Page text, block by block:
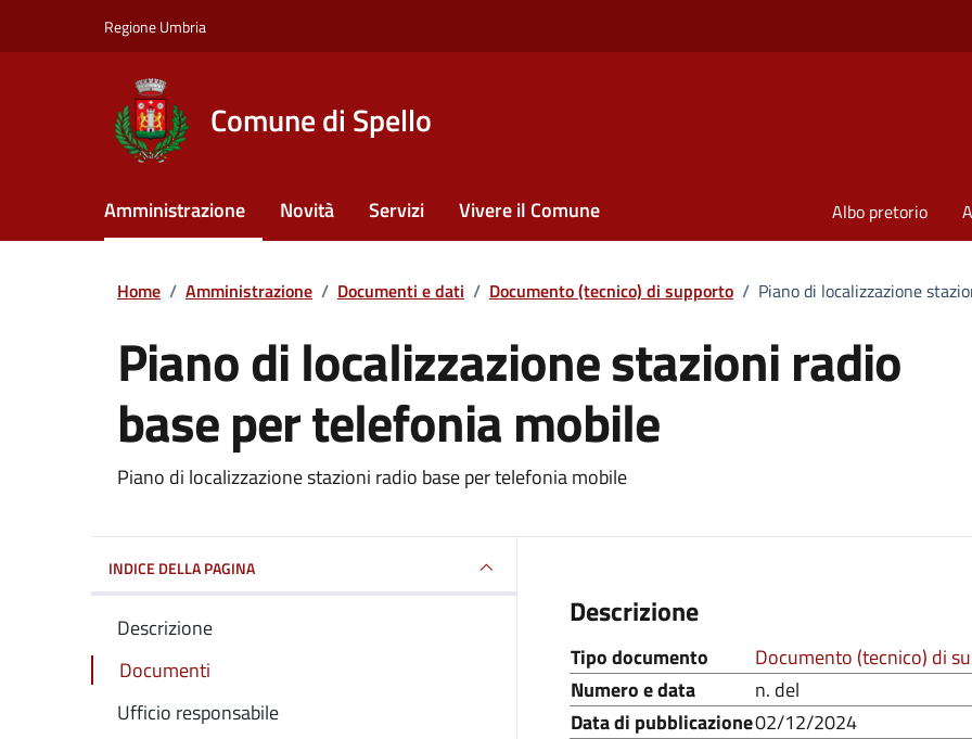
Regione Umbria
Comune di Spello
Amministrazione Novità Servizi Vivere il Comune Albo pretorio
Home / Amministrazione / Documenti e dati / Documento (tecnico) di supporto / Piano di localizzazione
Piano di localizzazione stazioni radio
base per telefonia mobile
Dettagli del documento
Piano di localizzazione stazioni radio base per telefonia mobile
INDICE DELLA PAGINA
Descrizione
Documenti
Ufficio responsabile
Descrizione
Tipo documento
Documento (tecnico) di
Numero e data
n. del
Data di pubblicazione02/12/2024